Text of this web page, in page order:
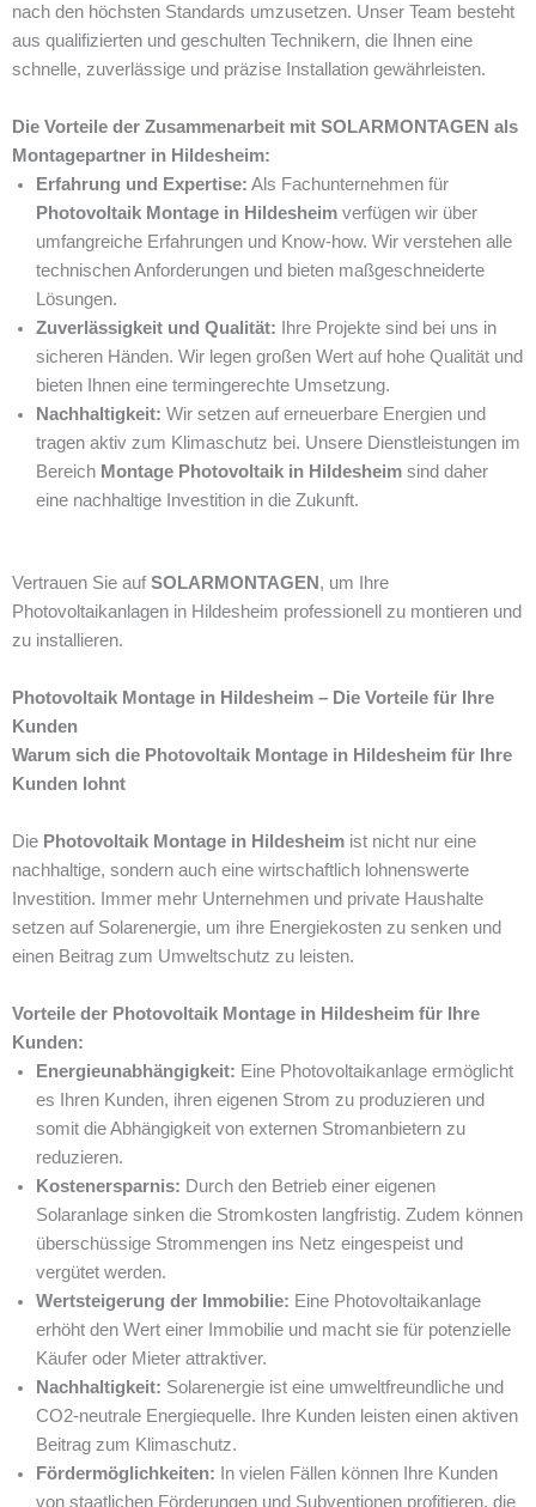
nach den höchsten Standards umzusetzen. Unser Team besteht
aus qualifizierten und geschulten Technikern, die Ihnen eine
schnelle, zuverlässige und präzise Installation gewährleisten.
Die Vorteile der Zusammenarbeit mit SOLARMONTAGEN als
Montagepartner in Hildesheim:
Erfahrung und Expertise: Als Fachunternehmen für
Photovoltaik Montage in Hildesheim verfügen wir über
umfangreiche Erfahrungen und Know-how. Wir verstehen alle
technischen Anforderungen und bieten maßgeschneiderte
Lösungen.
Zuverlässigkeit und Qualität: Ihre Projekte sind bei uns in
sicheren Händen. Wir legen großen Wert auf hohe Qualität und
bieten Ihnen eine termingerechte Umsetzung.
Nachhaltigkeit: Wir setzen auf erneuerbare Energien und
tragen aktiv zum Klimaschutz bei. Unsere Dienstleistungen im
Bereich Montage Photovoltaik in Hildesheim sind daher
eine nachhaltige Investition in die Zukunft.
Vertrauen Sie auf SOLARMONTAGEN , um Ihre
Photovoltaikanlagen in Hildesheim professionell zu montieren und
zu installieren.
Photovoltaik Montage in Hildesheim – Die Vorteile für Ihre
Kunden
Warum sich die Photovoltaik Montage in Hildesheim für Ihre
Kunden lohnt
Die Photovoltaik Montage in Hildesheim ist nicht nur eine
nachhaltige, sondern auch eine wirtschaftlich lohnenswerte
Investition. Immer mehr Unternehmen und private Haushalte
setzen auf Solarenergie, um ihre Energiekosten zu senken und
einen Beitrag zum Umweltschutz zu leisten.
Vorteile der Photovoltaik Montage in Hildesheim für Ihre
Kunden:
Energieunabhängigkeit: Eine Photovoltaikanlage ermöglicht
es Ihren Kunden, ihren eigenen Strom zu produzieren und
somit die Abhängigkeit von externen Stromanbietern zu
reduzieren.
Kostenersparnis: Durch den Betrieb einer eigenen
Solaranlage sinken die Stromkosten langfristig. Zudem können
überschüssige Strommengen ins Netz eingespeist und
vergütet werden.
Wertsteigerung der Immobilie: Eine Photovoltaikanlage
erhöht den Wert einer Immobilie und macht sie für potenzielle
Käufer oder Mieter attraktiver.
Nachhaltigkeit: Solarenergie ist eine umweltfreundliche und
CO2-neutrale Energiequelle. Ihre Kunden leisten einen aktiven
Beitrag zum Klimaschutz.
Fördermöglichkeiten: In vielen Fällen können Ihre Kunden
von staatlichen Förderungen und Subventionen profitieren, die